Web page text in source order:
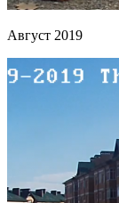
Август 2019